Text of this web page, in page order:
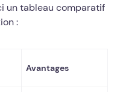
un tableau comparatif
:
Avantages